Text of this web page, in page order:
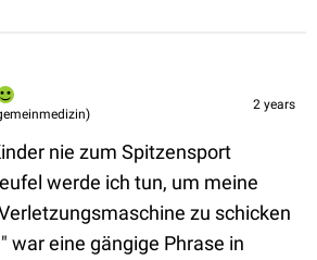
2 years
nie zum Spitzensport
werde ich tun, um meine
zu schicken
war eine gängige Phrase in